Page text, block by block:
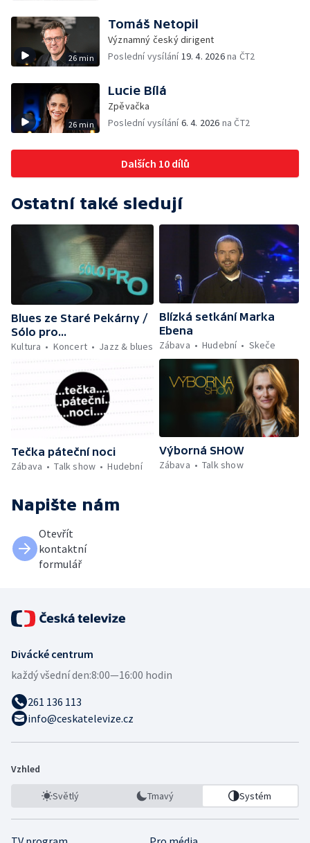
26 min
Tomáš Netopil
Významný český dirigent
Poslední vysílání19. 4. 2026na ČT2
26 min
Lucie Bílá
Zpěvačka
Poslední vysílání6. 4. 2026 na ČT2
Dalších 10 dílů
Ostatní také sledují
Blues ze Staré Pekárny /
Sólo pro...
Kultura
Koncert Jazz & blues
Blízká setkání Marka
Ebena
Zábava
Hudební Skeče
Tečka páteční noci
Zábava
Talk show Hudební
Výborná SHOW
Zábava
Talk show
Napište nám
Otevřít
kontaktní
formulář
Divácké centrum
každý všední den:8:00—16:00 hodin
261 136 113
info@ceskatelevize.cz
Vzhled
Světlý Tmavý Systém